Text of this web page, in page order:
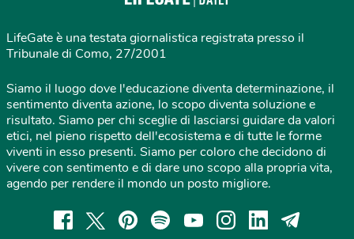
LifeGate è una testata giornalistica registrata presso il
Tribunale di Como, 27/2001
Siamo il luogo dove l'educazione diventa determinazione, il
sentimento diventa azione, lo scopo diventa soluzione e
risultato. Siamo per chi sceglie di lasciarsi guidare da valori
etici, nel pieno rispetto dell'ecosistema e di tutte le forme
viventi in esso presenti. Siamo per coloro che decidono di
vivere con sentimento e di dare uno scopo alla propria vita,
agendo per rendere il mondo un posto migliore.